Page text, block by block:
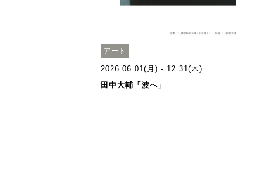
アート
2026.06.01(月) - 12.31(木)
田中大輔「波へ」